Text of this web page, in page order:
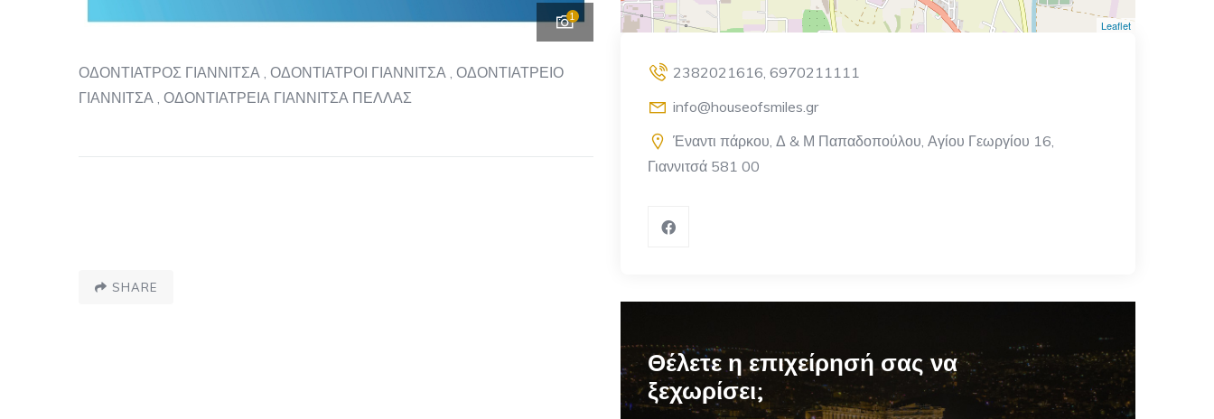
1
ΟΔΟΝΤΙΑΤΡΟΣ ΓΙΑΝΝΙΤΣΑ , ΟΔΟΝΤΙΑΤΡΟΙ ΓΙΑΝΝΙΤΣΑ , ΟΔΟΝΤΙΑΤΡΕΙΟ
ΓΙΑΝΝΙΤΣΑ , ΟΔΟΝΤΙΑΤΡΕΙΑ ΓΙΑΝΝΙΤΣΑ ΠΕΛΛΑΣ
SHARE
Leaflet
2382021616, 6970211111
info@houseofsmiles.gr
Έναντι πάρκου, Δ & Μ Παπαδοπούλου, Αγίου Γεωργίου 16,
Γιαννιτσά 581 00
Θέλετε η επιχείρησή σας να
ξεχωρίσει;